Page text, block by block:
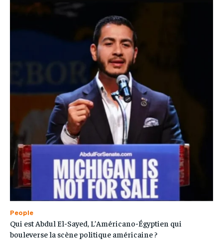
People
Qui est Abdul El-Sayed, L’Américano-Égyptien qui
bouleverse la scène politique américaine ?